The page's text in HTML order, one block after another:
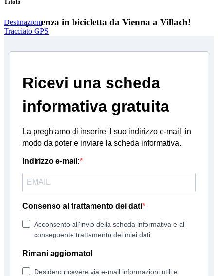
Titolo
Un'esperienza in bicicletta da Vienna a Villach!
Destinazioni
Tracciato GPS
Ricevi una scheda
informativa gratuita
La preghiamo di inserire il suo indirizzo e-mail, in
modo da poterle inviare la scheda informativa.
Indirizzo e-mail:
Consenso al trattamento dei dati
Acconsento all'invio della scheda informativa e al
conseguente trattamento dei miei dati.
Rimani aggiornato!
Desidero ricevere via e-mail informazioni utili e